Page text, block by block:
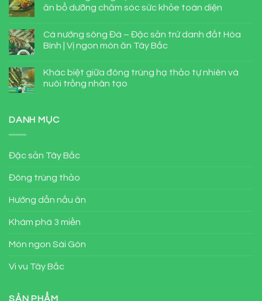
ăn bổ dưỡng chăm sóc sức khỏe toàn diện
Cá nướng sông Đà – Đặc sản trứ danh đất Hòa
Bình | Vị ngon món ăn Tây Bắc
Khác biệt giữa đông trùng hạ thảo tự nhiên và
nuôi trồng nhân tạo
DANH MỤC
Đặc sản Tây Bắc
Đông trùng thảo
Hướng dẫn nấu ăn
Khám phá 3 miền
Món ngon Sài Gòn
Vi vu Tây Bắc
SẢN PHẨM